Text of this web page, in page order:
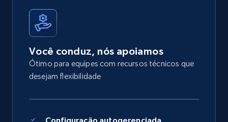
Você conduz, nós apoiamos
Ótimo para equipes com recursos técnicos que
desejam flexibilidade
Configuração autogerenciada